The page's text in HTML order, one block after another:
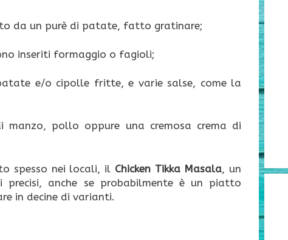
da un purè di patate, fatto gratinare;
inseriti formaggio o fagioli;
e/o cipolle fritte, e varie salse, come la
pollo oppure una cremosa crema di
spesso nei locali, il Chicken Tikka Masala, un
anche se probabilmente è un piatto
in decine di varianti.